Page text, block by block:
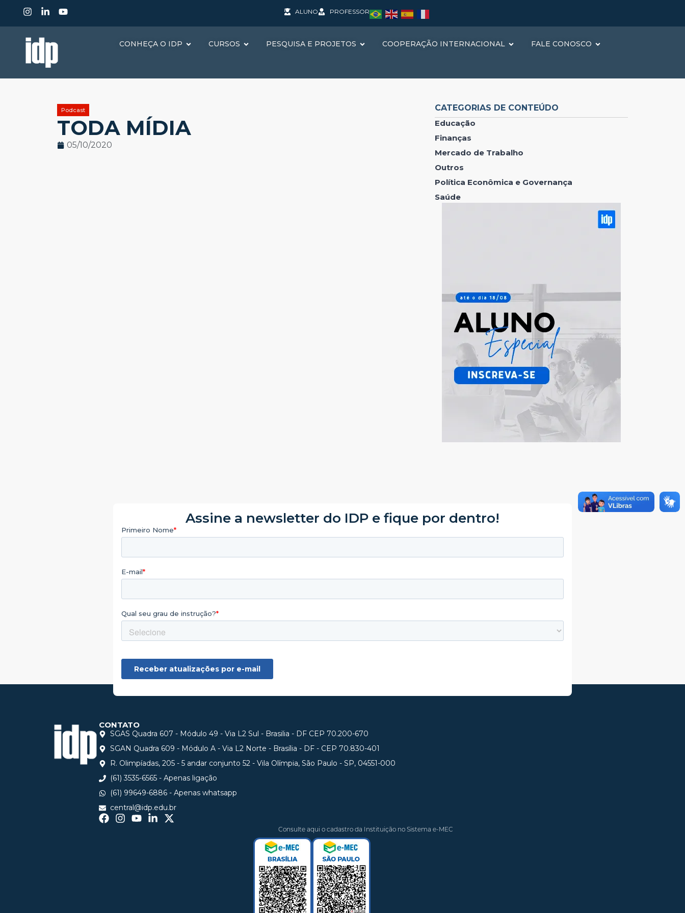
ALUNO PROFESSOR
CONHEÇA O IDP CURSOS PESQUISA E PROJETOS COOPERAÇÃO INTERNACIONAL FALE CONOSCO
Podcast
TODA MÍDIA
05/10/2020
CATEGORIAS DE CONTEÚDO
Educação
Finanças
Mercado de Trabalho
Outros
Política Econômica e Governança
Saúde
Assine a newsletter do IDP e fique por dentro!
CONTATO
SGAS Quadra 607 - Módulo 49 - Via L2 Sul - Brasilia - DF CEP 70.200-670
SGAN Quadra 609 - Módulo A - Via L2 Norte - Brasília - DF - CEP 70.830-401
R. Olimpíadas, 205 - 5 andar conjunto 52 - Vila Olímpia, São Paulo - SP, 04551-000
(61) 3535-6565 - Apenas ligação
(61) 99649-6886 - Apenas whatsapp
central@idp.edu.br
Consulte aqui o cadastro da Instituição no Sistema e-MEC